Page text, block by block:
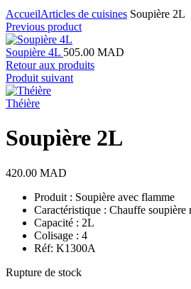
AccueilArticles de cuisines Soupière 2L
Previous product
Soupière 4L 505.00 MAD
Retour aux produits
Produit suivant
Théière
Soupière 2L
420.00 MAD
Produit : Soupière avec flamme
Caractéristique : Chauffe
Capacité : 2L
Colisage : 4
Réf: K1300A
Rupture de stock